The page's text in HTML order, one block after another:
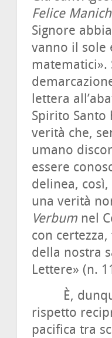
Felice
Signore
vanno il sole
lettera
Spirito
verità che,
umano
essere
delinea,
una verità
Verbum nel
con
della nostra
Lettere» (n.
È,
rispetto
pacifica tra